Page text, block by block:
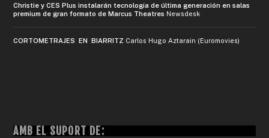
Christie y CES Plus instalarán tecnología de última generación en salas
premium de gran formato de Marcus Theatres Newsdesk
CORTOMETRAJES EN BIARRITZ Carlos Hugo Aztarain (Euromovies)
AMB EL SUPORT DE: